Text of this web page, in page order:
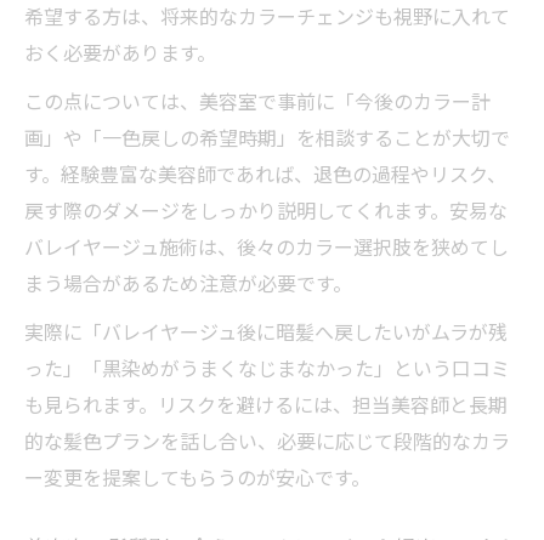
希望する方は、将来的なカラーチェンジも視野に入れて
おく必要があります。
この点については、美容室で事前に「今後のカラー計
画」や「一色戻しの希望時期」を相談することが大切で
す。経験豊富な美容師であれば、退色の過程やリスク、
戻す際のダメージをしっかり説明してくれます。安易な
バレイヤージュ施術は、後々のカラー選択肢を狭めてし
まう場合があるため注意が必要です。
実際に「バレイヤージュ後に暗髪へ戻したいがムラが残
った」「黒染めがうまくなじまなかった」という口コミ
も見られます。リスクを避けるには、担当美容師と長期
的な髪色プランを話し合い、必要に応じて段階的なカラ
ー変更を提案してもらうのが安心です。